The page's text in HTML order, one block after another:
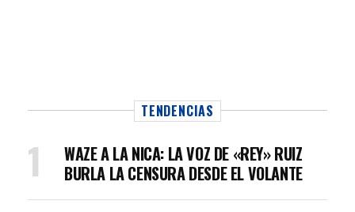
TENDENCIAS
WAZE A LA NICA: LA VOZ DE «REY» RUIZ
BURLA LA CENSURA DESDE EL VOLANTE